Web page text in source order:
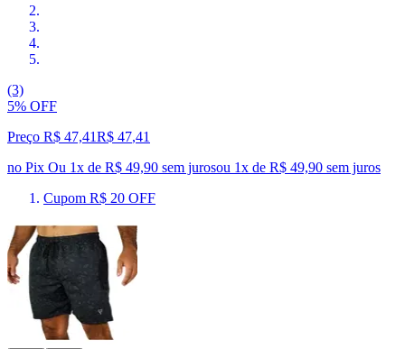
(3)
5% OFF
Preço R$ 47,41R$ 47,41
no Pix Ou 1x de R$ 49,90 sem jurosou 1x de R$ 49,90 sem juros
Cupom R$ 20 OFF